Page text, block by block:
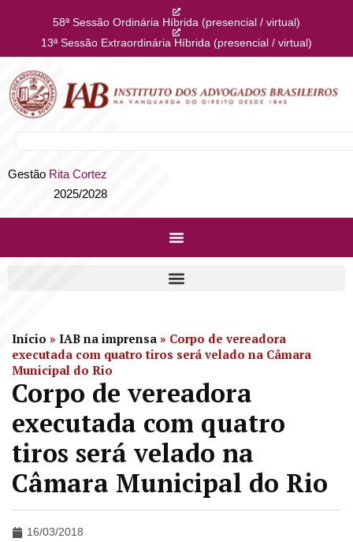
58ª Sessão Ordinária Híbrida (presencial / virtual)
13ª Sessão Extraordinária Híbrida (presencial / virtual)
Gestão Rita Cortez
2025/2028
Início » IAB na imprensa » Corpo de vereadora
executada com quatro tiros será velado na Câmara
Municipal do Rio
Corpo de vereadora
executada com quatro
tiros será velado na
Câmara Municipal do Rio
16/03/2018